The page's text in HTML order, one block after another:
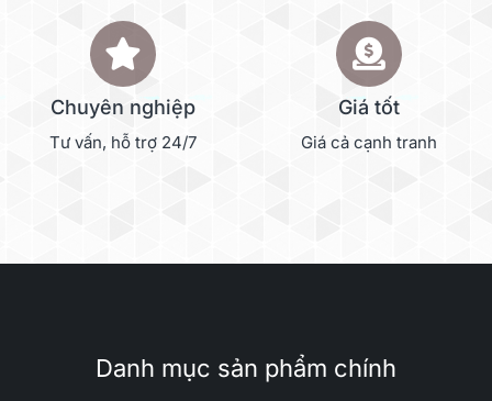
Chuyên nghiệp
Tư vấn, hỗ trợ 24/7
Giá tốt
Giá cả cạnh tranh
Danh mục sản phẩm chính